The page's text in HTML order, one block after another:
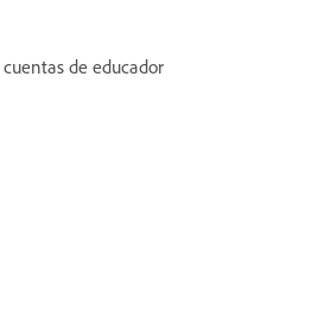
de educador